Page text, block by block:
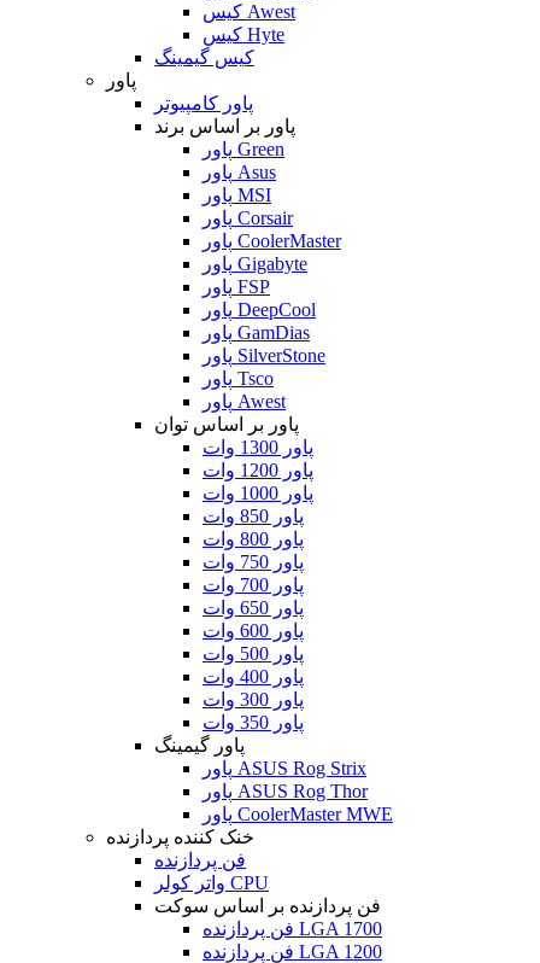
کیس Awest
کیس Hyte
کیس گیمینگ
پاور
پاور کامپیوتر
پاور بر اساس برند
پاور Green
پاور Asus
پاور MSI
پاور Corsair
پاور CoolerMaster
پاور Gigabyte
پاور FSP
پاور DeepCool
پاور GamDias
پاور SilverStone
پاور Tsco
پاور Awest
پاور بر اساس توان
پاور 1300 وات
پاور 1200 وات
پاور 1000 وات
پاور 850 وات
پاور 800 وات
پاور 750 وات
پاور 700 وات
پاور 650 وات
پاور 600 وات
پاور 500 وات
پاور 400 وات
پاور 300 وات
پاور 350 وات
پاور گیمینگ
پاور ASUS Rog Strix
پاور ASUS Rog Thor
پاور CoolerMaster MWE
خنک کننده پردازنده
فن پردازنده
واتر کولر CPU
فن پردازنده بر اساس سوکت
فن پردازنده LGA 1700
فن پردازنده LGA 1200